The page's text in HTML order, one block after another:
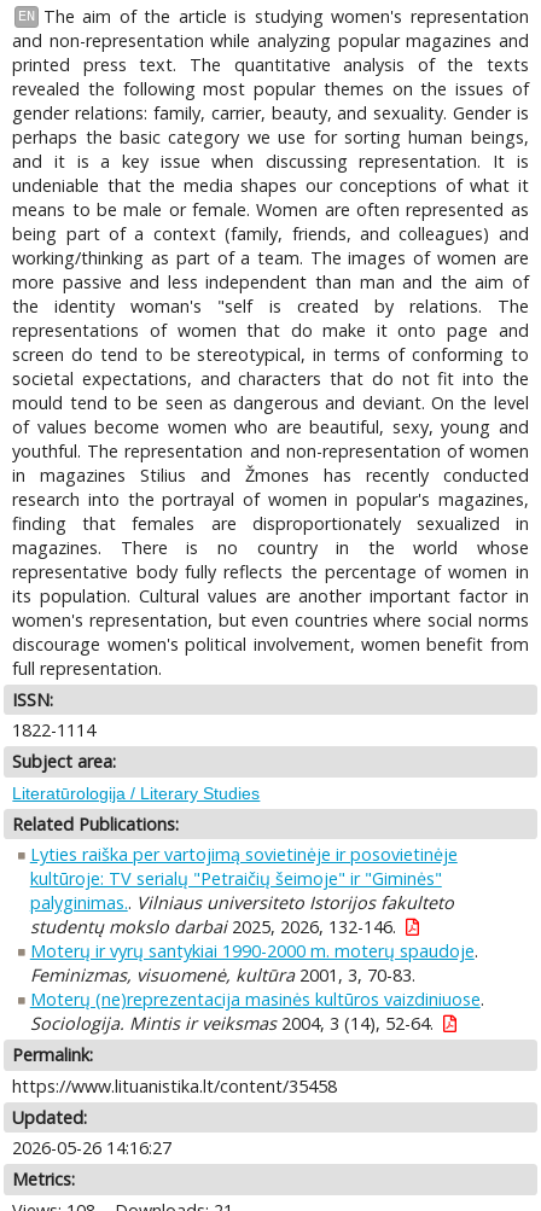
EN
The aim of the article is studying women's representation
and non-representation while analyzing popular magazines and
printed press text. The quantitative analysis of the texts
revealed the following most popular themes on the issues of
gender relations: family, carrier, beauty, and sexuality. Gender is
perhaps the basic category we use for sorting human beings,
and it is a key issue when discussing representation. It is
undeniable that the media shapes our conceptions of what it
means to be male or female. Women are often represented as
being part of a context (family, friends, and colleagues) and
working/thinking as part of a team. The images of women are
more passive and less independent than man and the aim of
the identity woman's "self is created by relations. The
representations of women that do make it onto page and
screen do tend to be stereotypical, in terms of conforming to
societal expectations, and characters that do not fit into the
mould tend to be seen as dangerous and deviant. On the level
of values become women who are beautiful, sexy, young and
youthful. The representation and non-representation of women
in magazines Stilius and Žmones has recently conducted
research into the portrayal of women in popular's magazines,
finding that females are disproportionately sexualized in
magazines. There is no country in the world whose
representative body fully reflects the percentage of women in
its population. Cultural values are another important factor in
women's representation, but even countries where social norms
discourage women's political involvement, women benefit from
full representation.
ISSN:
1822-1114
Subject area:
Literatūrologija / Literary Studies
Related Publications:
Lyties raiška per vartojimą sovietinėje ir posovietinėje
kultūroje: TV serialų "Petraičių šeimoje" ir "Giminės"
palyginimas.. Vilniaus universiteto Istorijos fakulteto
studentų mokslo darbai2025, 2026, 132-146.
Moterų ir vyrų santykiai 1990-2000 m. moterų spaudoje.
Feminizmas, visuomenė, kultūra2001, 3, 70-83.
Moterų (ne)reprezentacija masinės kultūros vaizdiniuose.
Sociologija. Mintis ir veiksmas2004, 3 (14), 52-64.
Permalink:
https://www.lituanistika.lt/content/35458
Updated:
2026-05-26 14:16:27
Metrics: